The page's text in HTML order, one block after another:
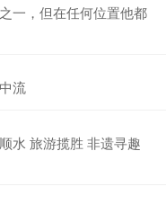
一，但在任何位置他都
流
水 旅游揽胜 非遗寻趣